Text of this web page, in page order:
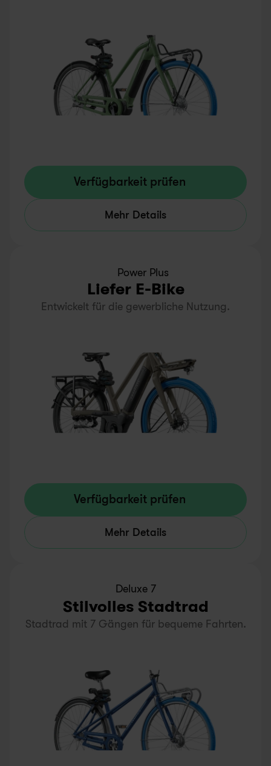
Verfügbarkeit prüfen
Mehr Details
Power Plus
Liefer E-Bike
Entwickelt für die gewerbliche Nutzung.
Verfügbarkeit prüfen
Mehr Details
Deluxe 7
Stilvolles Stadtrad
Stadtrad mit 7 Gängen für bequeme Fahrten.